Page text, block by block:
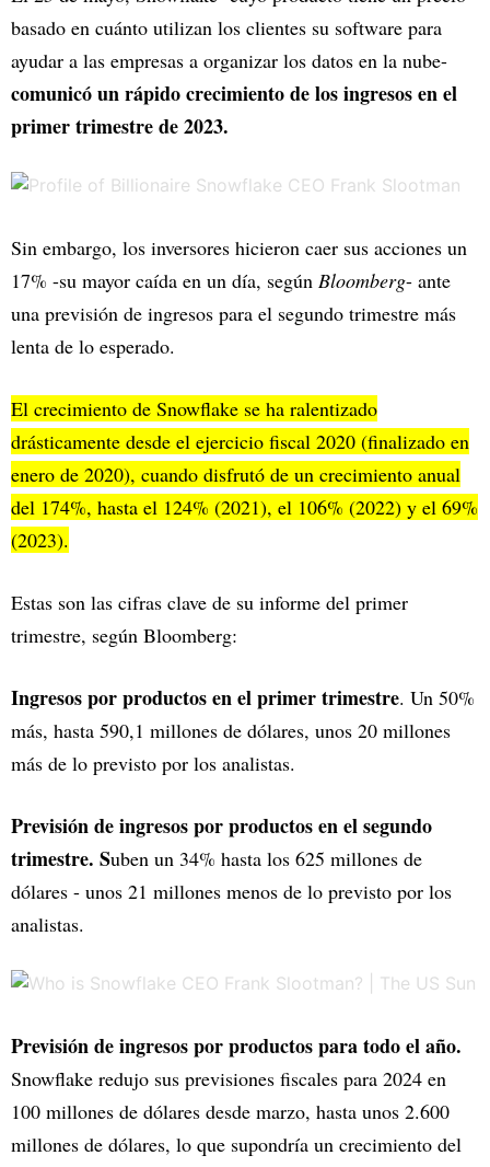
basado en cuánto utilizan los clientes su software para
ayudar a las empresas a organizar los datos en la nube-
comunicó un rápido crecimiento de los ingresos en el
primer trimestre de 2023.
Sin embargo, los inversores hicieron caer sus acciones un
17% -su mayor caída en un día, según Bloomberg- ante
una previsión de ingresos para el segundo trimestre más
lenta de lo esperado.
El crecimiento de Snowflake se ha ralentizado
drásticamente desde el ejercicio fiscal 2020 (finalizado en
enero de 2020), cuando disfrutó de un crecimiento anual
del 174%, hasta el 124% (2021), el 106% (2022) y el 69%
(2023).
Estas son las cifras clave de su informe del primer
trimestre, según Bloomberg:
Ingresos por productos en el primer trimestre. Un 50%
más, hasta 590,1 millones de dólares, unos 20 millones
más de lo previsto por los analistas.
Previsión de ingresos por productos en el segundo
trimestre. Suben un 34% hasta los 625 millones de
dólares - unos 21 millones menos de lo previsto por los
analistas.
Previsión de ingresos por productos para todo el año.
Snowflake redujo sus previsiones fiscales para 2024 en
100 millones de dólares desde marzo, hasta unos 2.600
millones de dólares, lo que supondría un crecimiento del